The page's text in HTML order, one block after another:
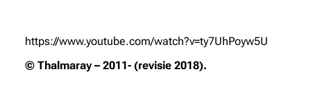
https://www.youtube.com/watch?v=ty7UhPoyw5U
© Thalmaray – 2011- (revisie 2018).